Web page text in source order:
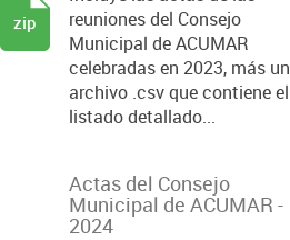
reuniones del Consejo
Municipal de ACUMAR
celebradas en 2023, más un
archivo .csv que contiene el
listado detallado...
zip
Actas del Consejo
Municipal de ACUMAR -
2024